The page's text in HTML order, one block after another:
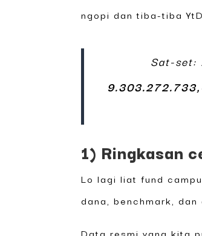
ngopi dan tiba-tiba
Sat-set:
1) Ringkasan
Lo lagi liat fund
dana, benchmark,
Data resmi yang kita